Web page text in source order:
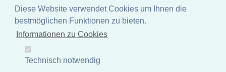
Diese Website verwendet Cookies um Ihnen die
bestmöglichen Funktionen zu bieten.
Informationen zu Cookies
Technisch notwendig